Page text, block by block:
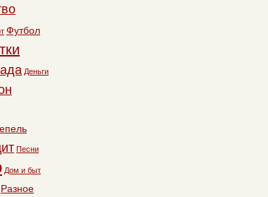
Футбол
Деньги
Песни
Дом и быт
Разное